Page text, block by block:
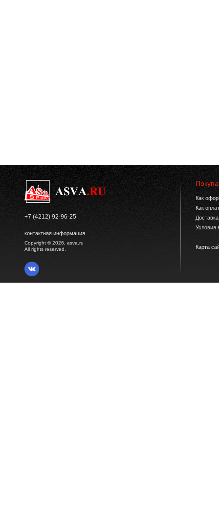
+7 (4212) 92-96-25
контактная информация
Copyright © 2026, asva.ru
All rights reserved.
Как
Как
Условия
Карта